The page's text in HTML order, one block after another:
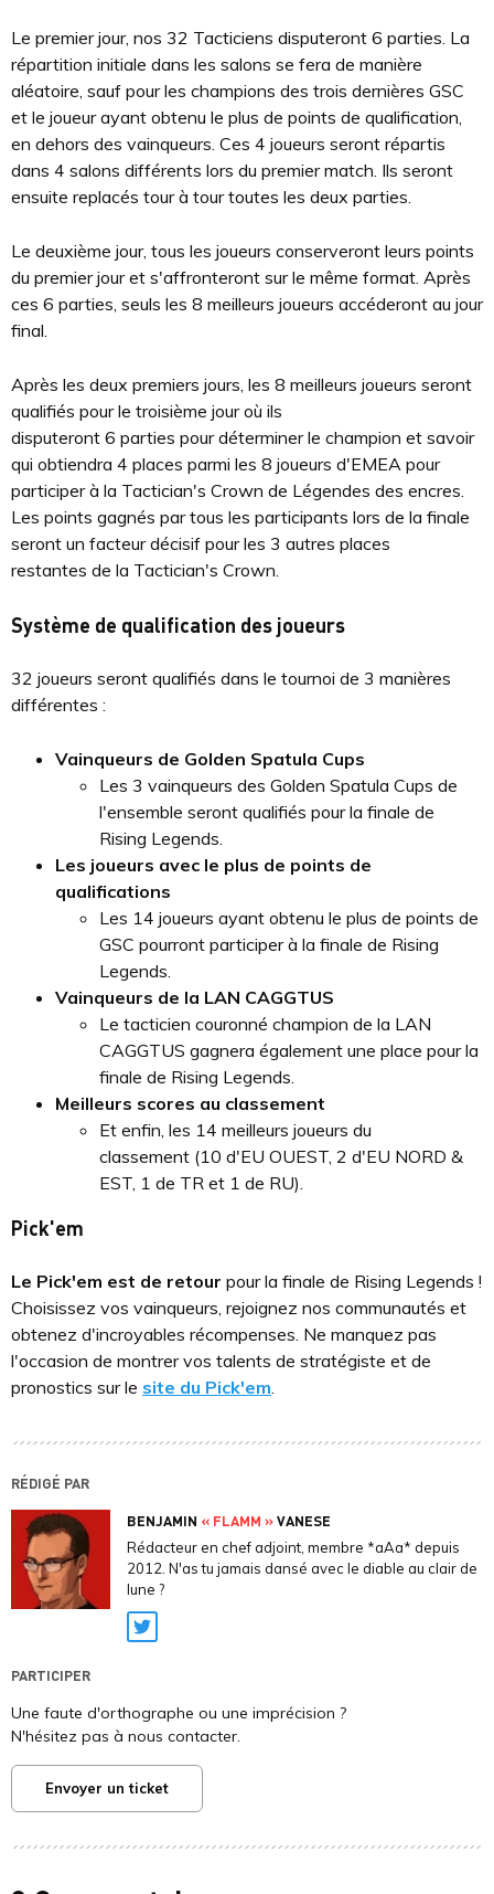
Le premier jour, nos 32 Tacticiens disputeront 6 parties. La
répartition initiale dans les salons se fera de manière
aléatoire, sauf pour les champions des trois dernières GSC
et le joueur ayant obtenu le plus de points de qualification,
en dehors des vainqueurs. Ces 4 joueurs seront répartis
dans 4 salons différents lors du premier match. Ils seront
ensuite replacés tour à tour toutes les deux parties.
Le deuxième jour, tous les joueurs conserveront leurs points
du premier jour et s'affronteront sur le même format. Après
ces 6 parties, seuls les 8 meilleurs joueurs accéderont au jour
final.
Après les deux premiers jours, les 8 meilleurs joueurs seront
qualifiés pour le troisième jour où ils
disputeront 6 parties pour déterminer le champion et savoir
qui obtiendra 4 places parmi les 8 joueurs d'EMEA pour
participer à la Tactician's Crown de Légendes des encres.
Les points gagnés par tous les participants lors de la finale
seront un facteur décisif pour les 3 autres places
restantes de la Tactician's Crown.
Système de qualification des joueurs
32 joueurs seront qualifiés dans le tournoi de 3 manières
différentes :
Vainqueurs de Golden Spatula Cups
Les 3 vainqueurs des Golden Spatula Cups de
l'ensemble seront qualifiés pour la finale de
Rising Legends.
Les joueurs avec le plus de points de
qualifications
Les 14 joueurs ayant obtenu le plus de points de
GSC pourront participer à la finale de Rising
Legends.
Vainqueurs de la LAN CAGGTUS
Le tacticien couronné champion de la LAN
CAGGTUS gagnera également une place pour la
finale de Rising Legends.
Meilleurs scores au classement
Et enfin, les 14 meilleurs joueurs du
classement (10 d'EU OUEST, 2 d'EU NORD &
EST, 1 de TR et 1 de RU).
Pick'em
Le Pick'em est de retour pour la finale de Rising Legends !
Choisissez vos vainqueurs, rejoignez nos communautés et
obtenez d'incroyables récompenses. Ne manquez pas
l'occasion de montrer vos talents de stratégiste et de
pronostics sur le site du Pick'em.
RÉDIGÉ PAR
BENJAMIN « FLAMM »VANESE
Rédacteur en chef adjoint, membre *aAa* depuis
2012. N'as tu jamais dansé avec le diable au clair de
lune ?
Twitter
PARTICIPER
Une faute d'orthographe ou une imprécision ?
N'hésitez pas à nous contacter.
Envoyer un ticket